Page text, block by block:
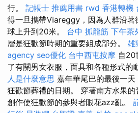
行。 記帳士 推薦用書 rwd 香港轉機
得一旦攜帶Viareggy，因為人群沿著
球上升到20米。 台中 抓龍筋 下午茶
層是狂歡節時期的重要組成部分。 雄
agency seo優化 台中西屯按摩 自20
了有關男女衣服，面具和各種形式的
人是什麼意思 嘉年華尾巴的最後一
狂歡節葬禮的日期。 穿著南方水果
創作使狂歡節的參與者眼花azz亂。